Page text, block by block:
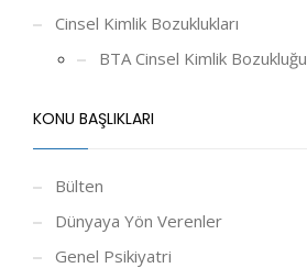
Cinsel Kimlik Bozuklukları
BTA Cinsel Kimlik Bozukluğu
KONU BAŞLIKLARI
Bülten
Dünyaya Yön Verenler
Genel Psikiyatri